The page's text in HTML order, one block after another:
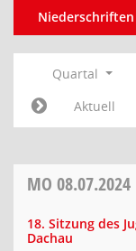
Niederschriften
Quartal
Aktuell
MO 08.07.2024
18. Sitzung des
Dachau